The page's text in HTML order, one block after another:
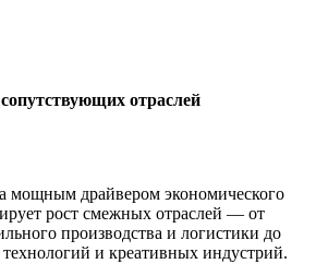
отраслей
мощным драйвером экономического
рост смежных отраслей — от
производства и логистики до
и креативных индустрий.